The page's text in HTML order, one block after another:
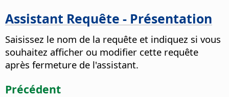
Assistant Requête - Présentation
Saisissez le nom de la requête et indiquez si vous
souhaitez afficher ou modifier cette requête
après fermeture de l'assistant.
Précédent